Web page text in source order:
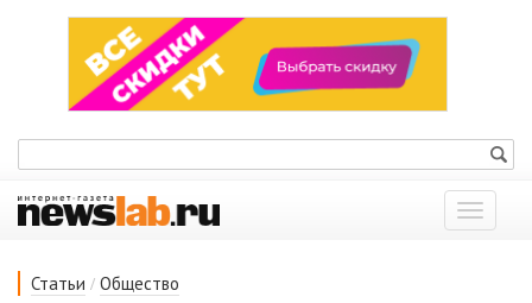
Показать
меню
Статьи / Общество